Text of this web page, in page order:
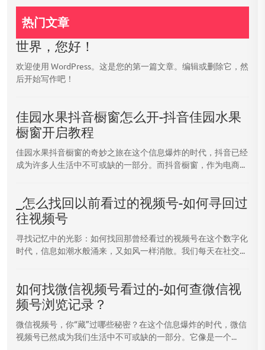
热门文章
世界，您好！
欢迎使用 WordPress。这是您的第一篇文章。编辑或删除它，然
后开始写作吧！
佳园水果抖音橱窗怎么开-抖音佳园水果
橱窗开启教程
佳园水果抖音橱窗的奇妙之旅在这个信息爆炸的时代，抖音已经
成为许多人生活中不可或缺的一部分。而抖音橱窗，作为电商...
_怎么找回以前看过的视频号-如何寻回过
往视频号
寻找记忆中的光影：如何找回那曾经看过的视频号在这个数字化
时代，信息如潮水般涌来，又如风一样消散。我们每天在社交...
如何找微信视频号看过的-如何查微信视
频号浏览记录？
微信视频号，你“藏”过哪些秘密？在这个信息爆炸的时代，微信
视频号已然成为我们生活中不可或缺的一部分。它像是一个...